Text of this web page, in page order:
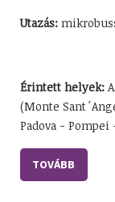
Utazás:
Érintett helyek:
(Monte
Padova - Pompei
TOVÁBB